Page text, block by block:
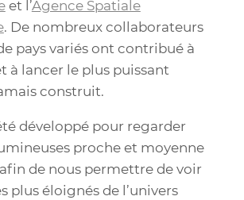
et l’Agence Spatiale
. De nombreux collaborateurs
pays variés ont contribué à
à lancer le plus puissant
construit.
développé pour regarder
proche et moyenne
de nous permettre de voir
plus éloignés de l’univers